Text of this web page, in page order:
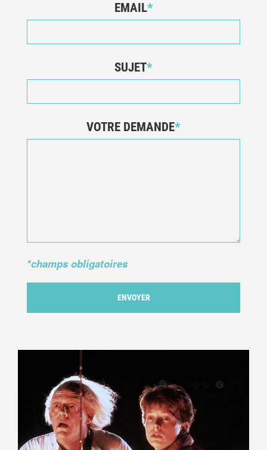
EMAIL*
SUJET*
VOTRE DEMANDE*
*champs obligatoires
ENVOYER